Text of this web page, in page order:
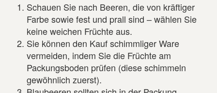
Schauen Sie nach Beeren, die von kräftiger
Farbe sowie fest und prall sind – wählen Sie
keine weichen Früchte aus.
Sie können den Kauf schimmliger Ware
vermeiden, indem Sie die Früchte am
Packungsboden prüfen (diese schimmeln
gewöhnlich zuerst).